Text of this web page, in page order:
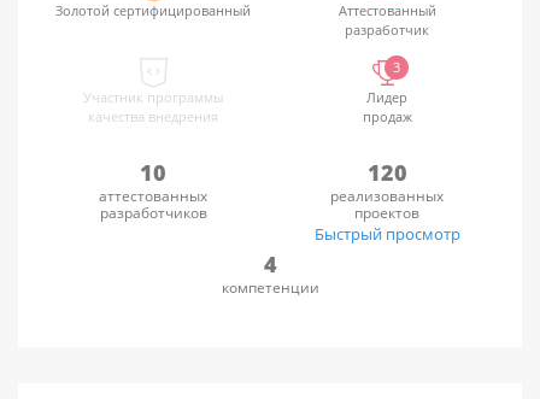
Золотой сертифицированный
Аттестованный
разработчик
Участник программы
качества внедрения
3
Лидер
продаж
10
аттестованных
разработчиков
120
реализованных
проектов
Быстрый просмотр
4
компетенции